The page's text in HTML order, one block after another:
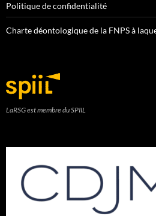
Politique de confidentialité
Charte déontologique de la FNPS à
LaRSG est membre du SPIIL